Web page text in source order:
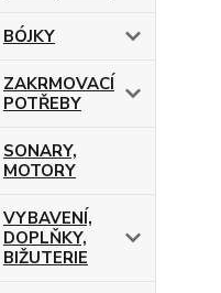
BÓJKY
ZAKRMOVACÍ
POTŘEBY
SONARY,
MOTORY
VYBAVENÍ,
DOPLŇKY,
BIŽUTERIE